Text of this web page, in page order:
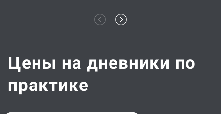
Цены на дневники по
практике